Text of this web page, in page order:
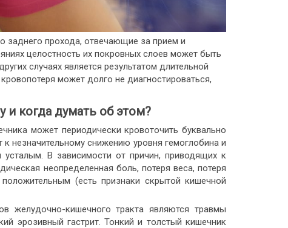
заднего прохода, отвечающие за прием и
целостность их покровных слоев может быть
случаях является результатом длительной
может долго не диагностироваться,
и когда думать об этом?
может периодически кровоточить буквально
незначительному снижению уровня гемоглобина и
усталым. В зависимости от причин, приводящих к
неопределенная боль, потеря веса, потеря
(есть признаки скрытой кишечной
желудочно-кишечного тракта являются травмы
эрозивный гастрит. Тонкий и толстый кишечник